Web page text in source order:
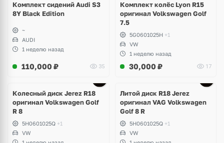
Комплект сидений Audi S3
8Y Black Edition
~
AUDI
1 неделю назад
110,000 ₽ 35
Комплект колёс Lyon R15
оригинал Volkswagen Golf
7.5
5G0601025H +1
VW
1 неделю назад
30,000 ₽ 17
Колесный диск Jerez R18
оригинал Volkswagen Golf
R 8
5H0601025Q +1
VW
Литой диск R18 Jerez
оригинал VAG Volkswagen
Golf 8 R
5H0601025Q +1
VW